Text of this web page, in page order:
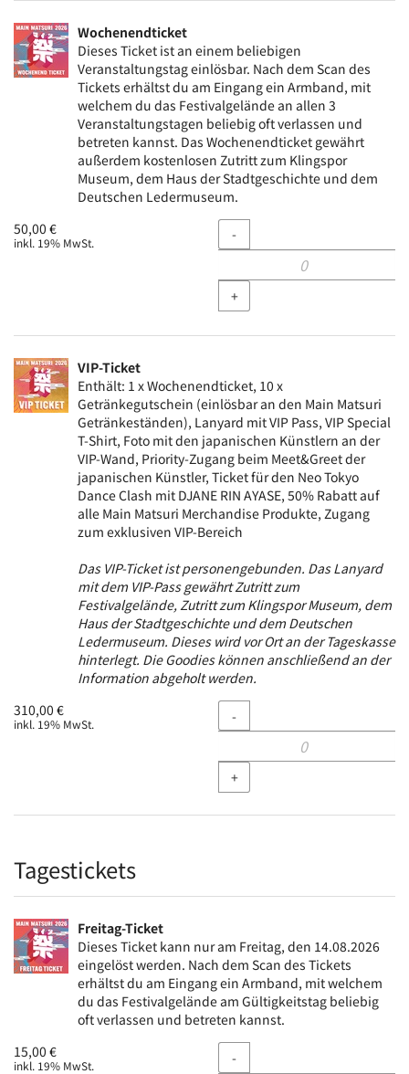
Wochenendticket
Dieses Ticket ist an einem beliebigen
Veranstaltungstag einlösbar. Nach dem Scan des
Tickets erhältst du am Eingang ein Armband, mit
welchem du das Festivalgelände an allen 3
Veranstaltungstagen beliebig oft verlassen und
betreten kannst. Das Wochenendticket gewährt
außerdem kostenlosen Zutritt zum Klingspor
Museum, dem Haus der Stadtgeschichte und dem
Deutschen Ledermuseum.
50,00 €
inkl. 19% MwSt. Menge
-
+
VIP-Ticket
Enthält: 1 x Wochenendticket, 10 x
Getränkegutschein (einlösbar an den Main Matsuri
Getränkeständen), Lanyard mit VIP Pass, VIP Special
T-Shirt, Foto mit den japanischen Künstlern an der
VIP-Wand, Priority-Zugang beim Meet&Greet der
japanischen Künstler, Ticket für den Neo Tokyo
Dance Clash mit DJANE RIN AYASE, 50% Rabatt auf
alle Main Matsuri Merchandise Produkte, Zugang
zum exklusiven VIP-Bereich
Das VIP-Ticket ist personengebunden. Das Lanyard
mit dem VIP-Pass gewährt Zutritt zum
Festivalgelände, Zutritt zum Klingspor Museum, dem
Haus der Stadtgeschichte und dem Deutschen
Ledermuseum. Dieses wird vor Ort an der Tageskasse
hinterlegt. Die Goodies können anschließend an der
Information abgeholt werden.
310,00 €
inkl. 19% MwSt. Menge
-
+
Tagestickets
Freitag-Ticket
Dieses Ticket kann nur am Freitag, den 14.08.2026
eingelöst werden. Nach dem Scan des Tickets
erhältst du am Eingang ein Armband, mit welchem
du das Festivalgelände am Gültigkeitstag beliebig
oft verlassen und betreten kannst.
15,00 €
inkl. 19% MwSt. Menge
-